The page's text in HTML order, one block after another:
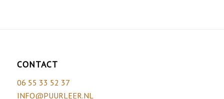
CONTACT
06 55 33 52 37
INFO@PUURLEER.NL